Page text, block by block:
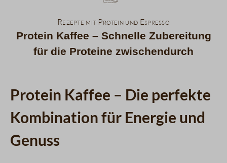
Rezepte mit Protein und Espresso
Protein Kaffee – Schnelle Zubereitung
für die Proteine zwischendurch
Protein Kaffee – Die perfekte
Kombination für Energie und
Genuss